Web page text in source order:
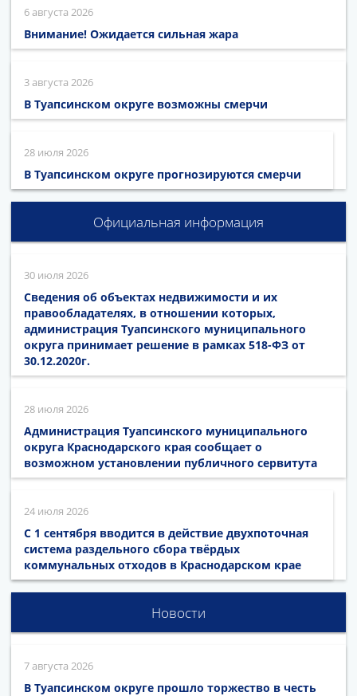
6 августа 2026
Внимание! Ожидается сильная жара
3 августа 2026
В Туапсинском округе возможны смерчи
28 июля 2026
В Туапсинском округе прогнозируются смерчи
Официальная информация
30 июля 2026
Сведения об объектах недвижимости и их
правообладателях, в отношении которых,
администрация Туапсинского муниципального
округа принимает решение в рамках 518-ФЗ от
30.12.2020г.
28 июля 2026
Администрация Туапсинского муниципального
округа Краснодарского края сообщает о
возможном установлении публичного сервитута
24 июля 2026
С 1 сентября вводится в действие двухпоточная
система раздельного сбора твёрдых
коммунальных отходов в Краснодарском крае
Новости
7 августа 2026
В Туапсинском округе прошло торжество в честь